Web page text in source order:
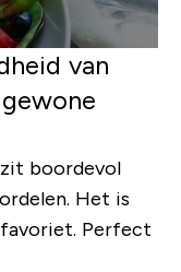
van
zit boordevol
Het is
Perfect